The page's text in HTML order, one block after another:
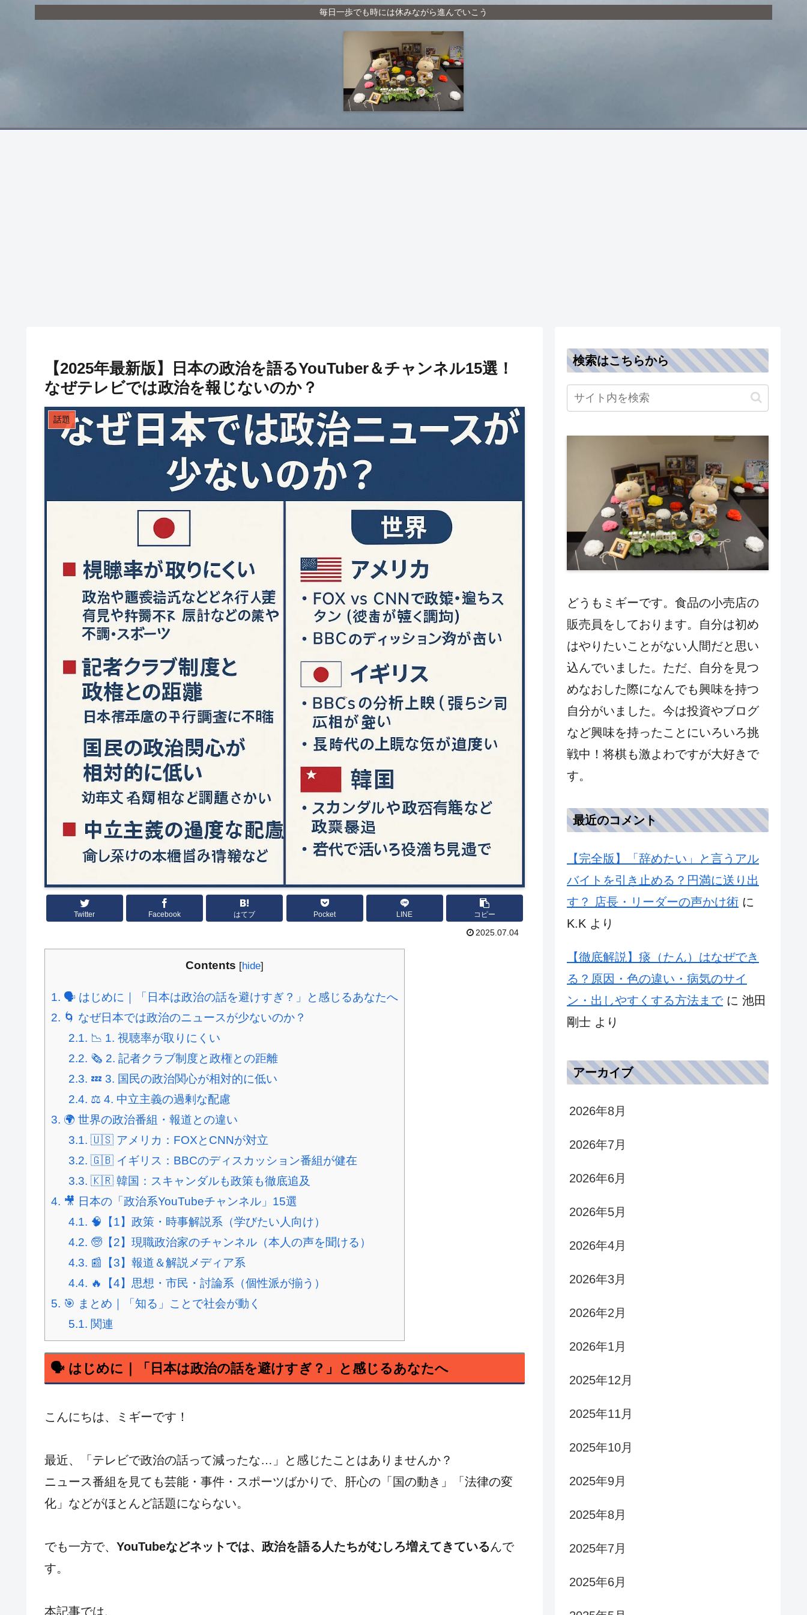
毎日一歩でも時には休みながら進んでいこう
【2025年最新版】日本の政治を語るYouTuber＆チャンネル15選！
なぜテレビでは政治を報じないのか？
話題
Twitter Facebook はてブ Pocket LINE コピー
2025.07.04
Contents [hide]
1. 🗣 はじめに｜「日本は政治の話を避けすぎ？」と感じるあなたへ
2. 🌀 なぜ日本では政治のニュースが少ないのか？
2.1. 📉 1. 視聴率が取りにくい
2.2. 🗞 2. 記者クラブ制度と政権との距離
2.3. 💤 3. 国民の政治関心が相対的に低い
2.4. ⚖ 4. 中立主義の過剰な配慮
3. 🌍 世界の政治番組・報道との違い
3.1. 🇺🇸 アメリカ：FOXとCNNが対立
3.2. 🇬🇧 イギリス：BBCのディスカッション番組が健在
3.3. 🇰🇷 韓国：スキャンダルも政策も徹底追及
4. 🎥 日本の「政治系YouTubeチャンネル」15選
4.1. 🧠【1】政策・時事解説系（学びたい人向け）
4.2. 🧓【2】現職政治家のチャンネル（本人の声を聞ける）
4.3. 📰【3】報道＆解説メディア系
4.4. 🔥【4】思想・市民・討論系（個性派が揃う）
5. 🎯 まとめ｜「知る」ことで社会が動く
5.1. 関連
🗣 はじめに｜「日本は政治の話を避けすぎ？」と感じるあなたへ
こんにちは、ミギーです！
最近、「テレビで政治の話って減ったな…」と感じたことはありませんか？
ニュース番組を見ても芸能・事件・スポーツばかりで、肝心の「国の動き」「法律の変
化」などがほとんど話題にならない。
でも一方で、 YouTubeなどネットでは、政治を語る人たちがむしろ増えてきているんで
す。
本記事では、
検索はこちらから
どうもミギーです。食品の小売店の
販売員をしております。自分は初め
はやりたいことがない人間だと思い
込んでいました。ただ、自分を見つ
めなおした際になんでも興味を持つ
自分がいました。今は投資やブログ
など興味を持ったことにいろいろ挑
戦中！将棋も激よわですが大好きで
す。
最近のコメント
【完全版】「辞めたい」と言うアル
バイトを引き止める？円満に送り出
す？ 店長・リーダーの声かけ術 に
K.K より
【徹底解説】痰（たん）はなぜでき
る？原因・色の違い・病気のサイ
ン・出しやすくする方法までに 池田
剛士 より
アーカイブ
2026年8月
2026年7月
2026年6月
2026年5月
2026年4月
2026年3月
2026年2月
2026年1月
2025年12月
2025年11月
2025年10月
2025年9月
2025年8月
2025年7月
2025年6月